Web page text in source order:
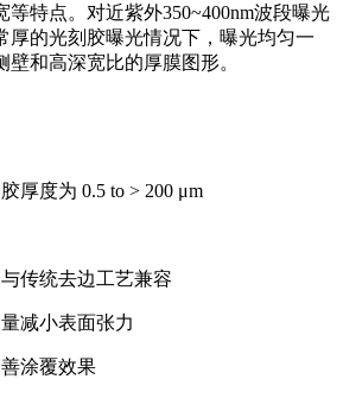
特点。对近紫外350~400nm波段曝光
厚的光刻胶曝光情况下，曝光均匀一
壁和高深宽比的厚膜图形。
厚度为 0.5 to > 200 μm
传统去边工艺兼容
减小表面张力
涂覆效果